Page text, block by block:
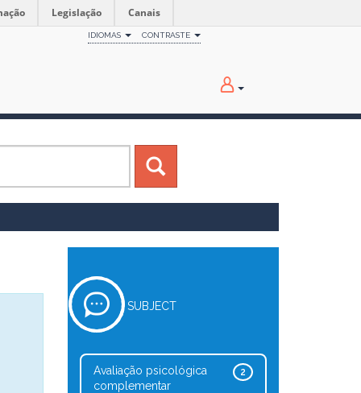
Legislação Canais
IDIOMAS CONTRASTE
SUBJECT
2
Avaliação psicológica
complementar